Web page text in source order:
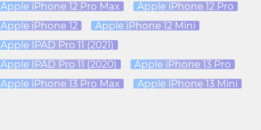
Apple iPhone 12 Pro Max
Apple iPhone 12 Pro
Apple iPhone 12
Apple iPhone 12 Mini
Apple IPAD Pro 11 (2021)
Apple IPAD Pro 11 (2020)
Apple iPhone 13 Pro
Apple iPhone 13 Pro Max
Apple iPhone 13 Mini